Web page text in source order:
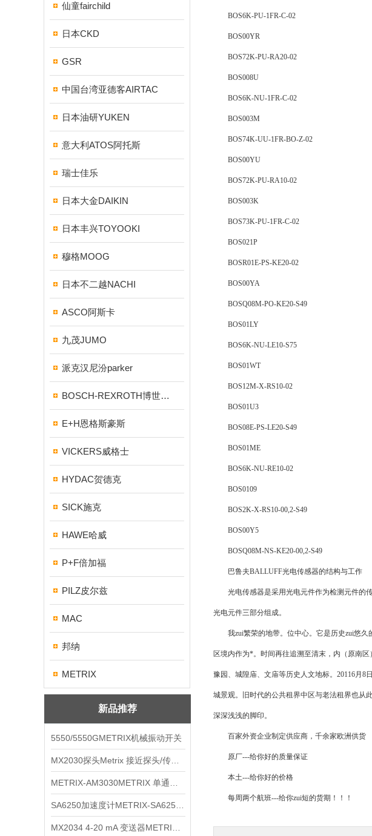
仙童fairchild
日本CKD
GSR
中国台湾亚德客AIRTAC
日本油研YUKEN
意大利ATOS阿托斯
瑞士佳乐
日本大金DAIKIN
日本丰兴TOYOOKI
穆格MOOG
日本不二越NACHI
ASCO阿斯卡
九茂JUMO
派克汉尼汾parker
BOSCH-REXROTH博世力士乐
E+H恩格斯豪斯
VICKERS威格士
HYDAC贺德克
SICK施克
HAWE哈威
P+F倍加福
PILZ皮尔兹
MAC
邦纳
METRIX
新品推荐
5550/5550GMETRIX机械振动开关
BOS6K-PU-1FR-C-02
BOS00YR
BOS72K-PU-RA20-02
BOS008U
BOS6K-NU-1FR-C-02
BOS003M
BOS74K-UU-1FR-BO-Z-02
BOS00YU
BOS72K-PU-RA10-02
BOS003K
BOS73K-PU-1FR-C-02
BOS021P
BOSR01E-PS-KE20-02
BOS00YA
BOSQ08M-PO-KE20-S49
BOS01LY
BOS6K-NU-LE10-S75
BOS01WT
BOS12M-X-RS10-02
BOS01U3
BOS08E-PS-LE20-S49
BOS01ME
BOS6K-NU-RE10-02
BOS0109
BOS2K-X-RS10-00,2-S49
BOS00Y5
BOSQ08M-NS-KE20-00,2-S49
巴鲁夫BALLUFF光电传感器的结构与工作
光电传感器是采用光电元件作为检测元件的传
光电元件三部分组成。
我zui繁荣的地带。位中心。它是历史zui悠久
区境内作为*。时间再往追溯至清末，内（原南
豫园、城隍庙、文庙等历史人文地标。20116月
城景观。旧时代的公共租界中区与老法租界也从
深深浅浅的脚印。
百家外资企业制定供应商，千余家欧洲供货
原厂---给你好的质量保证
本土---给你好的价格
每周两个航班---给你zui短的货期！！！